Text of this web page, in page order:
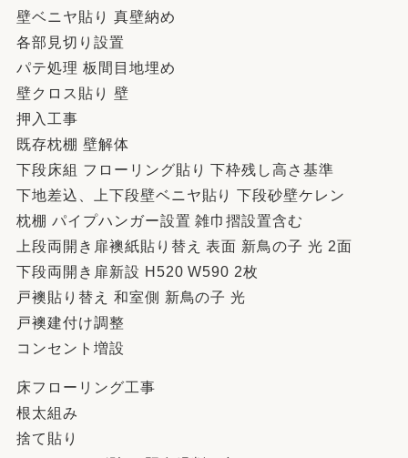
壁ベニヤ貼り 真壁納め
各部見切り設置
パテ処理 板間目地埋め
壁クロス貼り 壁
押入工事
既存枕棚 壁解体
下段床組 フローリング貼り 下枠残し高さ基準
下地差込、上下段壁ベニヤ貼り 下段砂壁ケレン
枕棚 パイプハンガー設置 雑巾摺設置含む
上段両開き扉襖紙貼り替え 表面 新鳥の子 光 2面
下段両開き扉新設 H520 W590 2枚
戸襖貼り替え 和室側 新鳥の子 光
戸襖建付け調整
コンセント増設
床フローリング工事
根太組み
捨て貼り